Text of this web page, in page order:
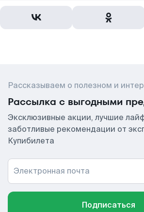
Рассказываем о полезном и
Рассылка с выгодными
Эксклюзивные акции, лучшие
заботливые рекомендации от
Купибилета
Электронная почта
Подписаться